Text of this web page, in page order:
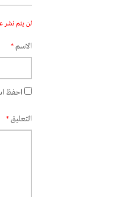
لن يتم نشر
الاسم*
احفظ
التعليق*